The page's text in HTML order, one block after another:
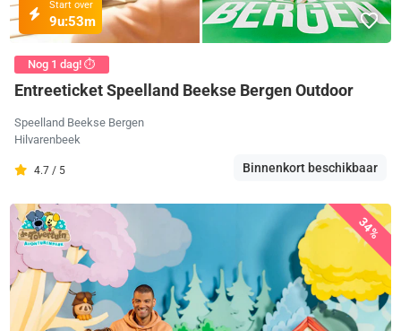
Start over
9u:53m
Nog 1 dag! ⏱️
Entreeticket Speelland Beekse Bergen Outdoor
Speelland Beekse Bergen
Hilvarenbeek
4.7 / 5 Binnenkort beschikbaar
34%